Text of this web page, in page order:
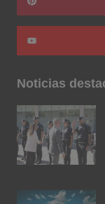
Noticias